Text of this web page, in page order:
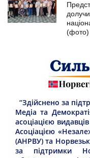
(фото)
“Здійснено за
Медіа та
асоціацією
Асоціацією
(АНРВУ) та
за підтримки